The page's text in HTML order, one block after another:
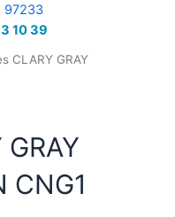
97233
10 39
CLARY GRAY
CNG1